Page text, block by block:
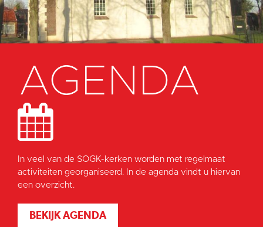
AGENDA
In veel van de SOGK-kerken worden met regelmaat
activiteiten georganiseerd. In de agenda vindt u hiervan
een overzicht.
BEKIJK AGENDA